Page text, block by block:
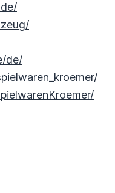
de/